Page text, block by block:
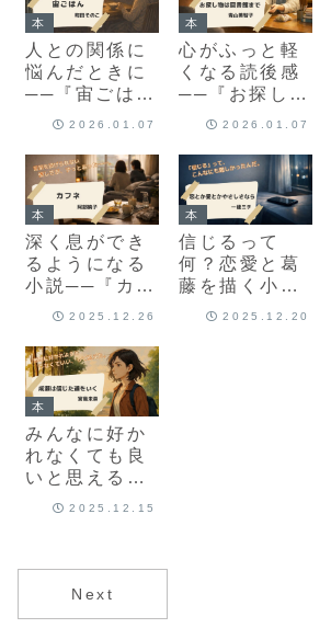
別おすすめ児
童書
本
人との関係に
悩んだときに
──『宙ごは
ん』
2026.01.07
本
心がふっと軽
くなる読後感
──『お探し物
は図書館ま
2026.01.07
本
深く息ができ
るようになる
小説──『カフ
ネ』
2025.12.26
本
信じるって
何？恋愛と葛
藤を描く小説
──『恋とか愛
2025.12.20
本
みんなに好か
れなくても良
いと思える小
説──『成瀬は
2025.12.15
Next